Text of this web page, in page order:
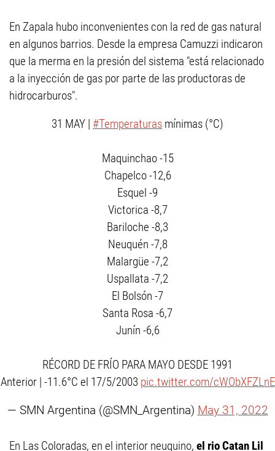
En Zapala hubo inconvenientes con la red de gas natural
en algunos barrios. Desde la empresa Camuzzi indicaron
que la merma en la presión del sistema "está relacionado
a la inyección de gas por parte de las productoras de
hidrocarburos".
31 MAY | #Temperaturas mínimas (°C)
Maquinchao -15
Chapelco -12,6
Esquel -9
Victorica -8,7
Bariloche -8,3
Neuquén -7,8
Malargüe -7,2
Uspallata -7,2
El Bolsón -7
Santa Rosa -6,7
Junín -6,6
RÉCORD DE FRÍO PARA MAYO DESDE 1991
Anterior | -11.6°C el 17/5/2003 pic.twitter.com/cWObXFZLnE
— SMN Argentina (@SMN_Argentina) May 31, 2022
En Las Coloradas, en el interior neuquino, el rio Catan Lil